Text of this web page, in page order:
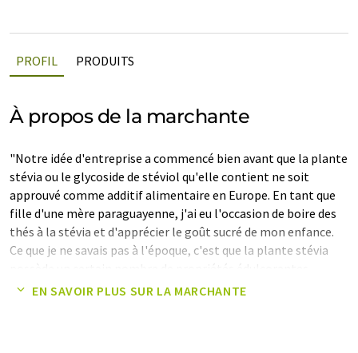
PROFIL PRODUITS
À propos de la marchante
"Notre idée d'entreprise a commencé bien avant que la plante
stévia ou le glycoside de stéviol qu'elle contient ne soit
approuvé comme additif alimentaire en Europe. En tant que
fille d'une mère paraguayenne, j'ai eu l'occasion de boire des
thés à la stévia et d'apprécier le goût sucré de mon enfance.
Ce que je ne savais pas à l'époque, c'est que la plante stévia
positives par rapport au sucre et aux édulcorants artificiels.
EN SAVOIR PLUS SUR LA MARCHANTE